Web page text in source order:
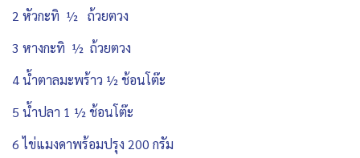
2 หัวกะทิ ½ ถ้วยตวง
3 หางกะทิ ½ ถ้วยตวง
4 น้ำตาลมะพร้าว ½ ช้อนโต๊ะ
5 น้ำปลา 1 ½ ช้อนโต๊ะ
6 ไข่แมงดาพร้อมปรุง 200 กรัม